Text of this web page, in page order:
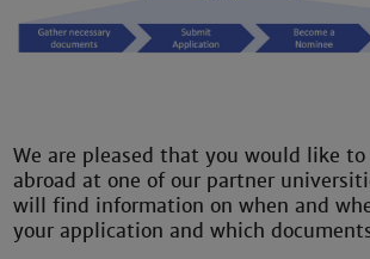
We are pleased that you would like
abroad at one of our partner
will find information on when and
your application and which